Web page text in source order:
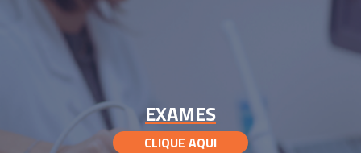
EXAMES
CLIQUE AQUI